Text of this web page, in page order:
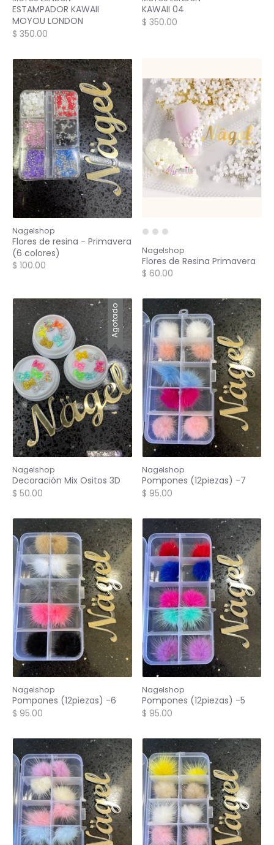
ESTAMPADOR KAWAII
MOYOU LONDON
$ 350.00
KAWAII 04
$ 350.00
Nagelshop
Flores de resina - Primavera
(6 colores)
$ 100.00
Nagelshop
Flores de Resina Primavera
$ 60.00
Agotado
Nagelshop
Decoración Mix Ositos 3D
$ 50.00
Nagelshop
Pompones (12piezas) -7
$ 95.00
Nagelshop
Pompones (12piezas) -6
$ 95.00
Nagelshop
Pompones (12piezas) -5
$ 95.00